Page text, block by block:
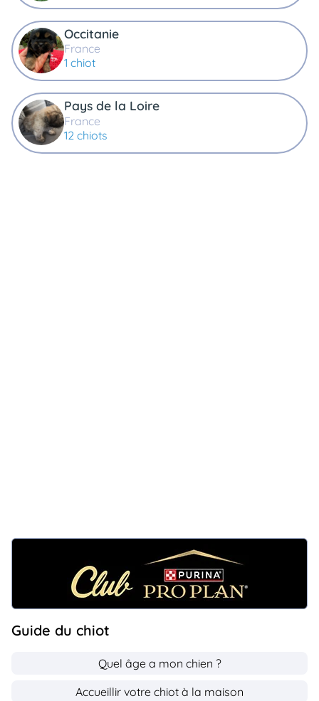
Occitanie
France
1 chiot
Pays de la Loire
France
12 chiots
Guide du chiot
Quel âge a mon chien ?
Accueillir votre chiot à la maison